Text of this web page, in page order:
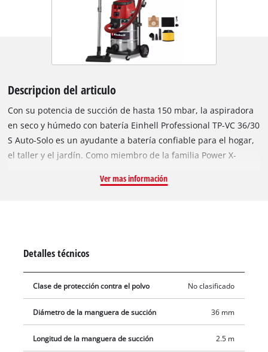
Descripcion del articulo
Con su potencia de succión de hasta 150 mbar, la aspiradora
en seco y húmedo con batería Einhell Professional TP-VC 36/30
S Auto-Solo es un ayudante a batería confiable para el hogar,
el taller y el jardín. Como miembro de la familia Power X-
baterías PXC de 18 voltios: esto garantiza una alta potencia de
capacidad para hasta 30 litros. El agua sucia se puede drenar
fácilmente a través del práctico tapón de drenaje de agua. La
conexión del soplador se utiliza para soplar lugares de difícil
ruedas grandes garantizan la movilidad y el fácil transporte.
La aspiradora en seco y húmedo se puede conectar a varios
dispositivos Einhell para aspirar. Gracias a la función de
Ver mas información
Detalles técnicos
Clase de protección contra el polvo No clasificado
Diámetro de la manguera de succión 36 mm
Longitud de la manguera de succión 2.5 m